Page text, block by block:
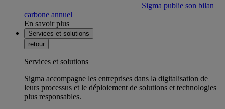
Sigma publie son bilan
carbone annuel
En savoir plus
Services et solutions
retour
Services et solutions
Sigma accompagne les entreprises dans la digitalisation de
leurs processus et le déploiement de solutions et technologies
plus responsables.